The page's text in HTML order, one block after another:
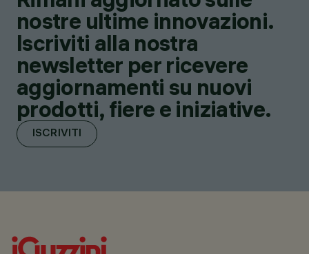
nostre ultime innovazioni.
Iscriviti alla nostra
newsletter per ricevere
aggiornamenti su nuovi
prodotti, fiere e iniziative.
ISCRIVITI